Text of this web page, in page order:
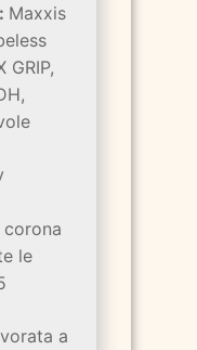
Maxxis
GRIP,
corona
le
a